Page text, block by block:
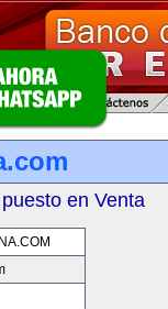
en Venta